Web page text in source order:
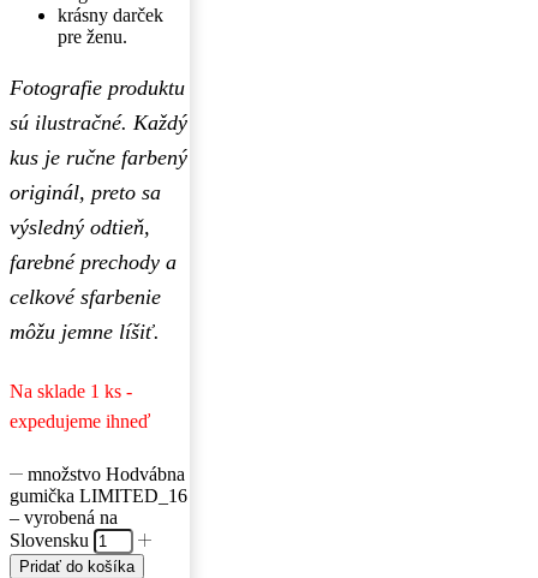
krásny darček
pre ženu.
Fotografie produktu
sú ilustračné. Každý
kus je ručne farbený
originál, preto sa
výsledný odtieň,
farebné prechody a
celkové sfarbenie
môžu jemne líšiť.
Na sklade 1 ks -
expedujeme ihneď
množstvo Hodvábna
gumička LIMITED_16
– vyrobená na
Slovensku
Pridať do košíka